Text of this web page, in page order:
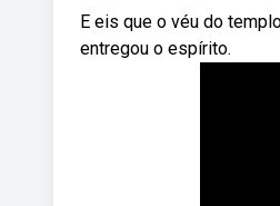
E eis que o véu do
entregou o espírito.